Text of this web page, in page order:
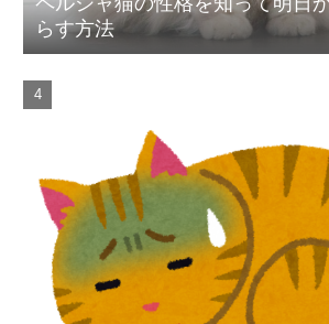
らす方法